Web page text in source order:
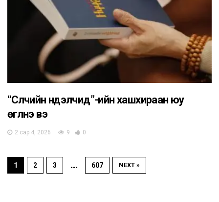
“Сүүлчийн нүүдэлчид”-ийн хашхираан юу
өгүүлнэ вэ
2 сар 4, 2026 9 0
1 2 3 … 607 NEXT »